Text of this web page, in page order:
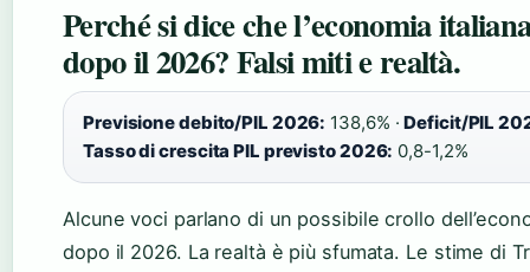
Perché si dice che l’economia
dopo il 2026? Falsi miti e realtà.
Previsione debito/PIL 2026: 138,6% ·Deficit/PIL
Tasso di crescita PIL previsto 2026: 0,8-1,2%
Alcune voci parlano di un possibile crollo
dopo il 2026. La realtà è più sfumata. Le stime di